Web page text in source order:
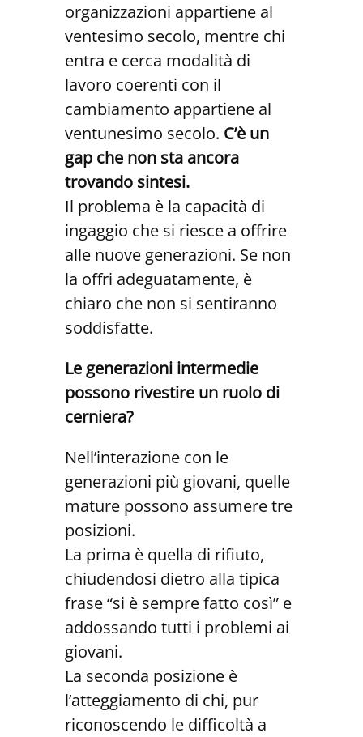
organizzazioni appartiene al
ventesimo secolo, mentre chi
entra e cerca modalità di
lavoro coerenti con il
cambiamento appartiene al
ventunesimo secolo. C’è un
gap che non sta ancora
trovando sintesi.
Il problema è la capacità di
ingaggio che si riesce a offrire
alle nuove generazioni. Se non
la offri adeguatamente, è
chiaro che non si sentiranno
soddisfatte.
Le generazioni intermedie
possono rivestire un ruolo di
cerniera?
Nell’interazione con le
generazioni più giovani, quelle
mature possono assumere tre
posizioni.
La prima è quella di rifiuto,
chiudendosi dietro alla tipica
frase “si è sempre fatto così” e
addossando tutti i problemi ai
giovani.
La seconda posizione è
l’atteggiamento di chi, pur
riconoscendo le difficoltà a